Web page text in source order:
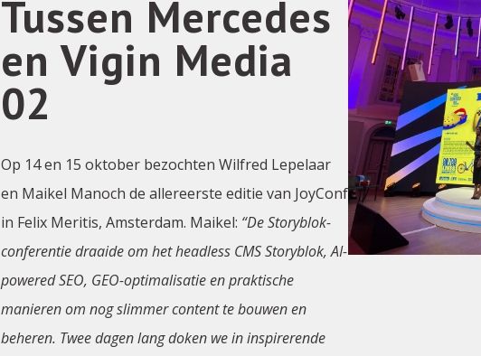
Tussen Mercedes
en Vigin Media
02
Op 14 en 15 oktober bezochten Wilfred Lepelaar
en Maikel Manoch de allereerste editie van JoyConf
in Felix Meritis, Amsterdam. Maikel: “De Storyblok-
conferentie draaide om het headless CMS Storyblok, AI-
powered SEO, GEO-optimalisatie en praktische
manieren om nog slimmer content te bouwen en
beheren. Twee dagen lang doken we in inspirerende